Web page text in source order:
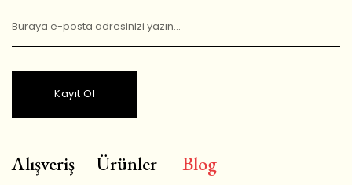
Kayıt Ol
Alışveriş Ürünler Blog